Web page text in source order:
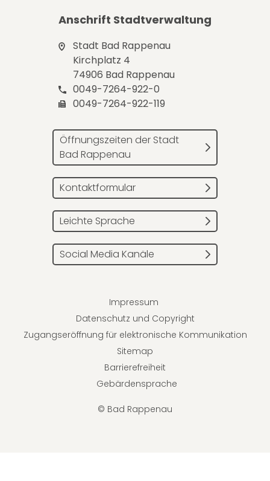
Anschrift Stadtverwaltung
Stadt Bad Rappenau
Kirchplatz 4
74906 Bad Rappenau
0049-7264-922-0
0049-7264-922-119
Öffnungszeiten der Stadt
Bad Rappenau
Kontaktformular
Leichte Sprache
Social Media Kanäle
© Bad Rappenau
Impressum
Datenschutz und Copyright
Zugangseröffnung für elektronische Kommunikation
Sitemap
Barrierefreiheit
Gebärdensprache